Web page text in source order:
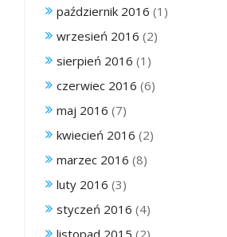
październik 2016 (1)
wrzesień 2016 (2)
sierpień 2016 (1)
czerwiec 2016 (6)
maj 2016 (7)
kwiecień 2016 (2)
marzec 2016 (8)
luty 2016 (3)
styczeń 2016 (4)
listopad 2015 (2)